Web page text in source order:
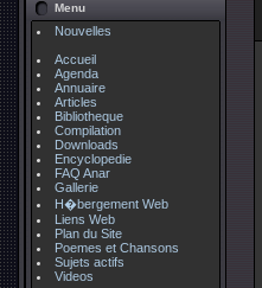
Menu
Nouvelles
Accueil
Agenda
Annuaire
Articles
Bibliotheque
Compilation
Downloads
Encyclopedie
FAQ Anar
Gallerie
H�bergement Web
Liens Web
Plan du Site
Poemes et Chansons
Sujets actifs
Videos